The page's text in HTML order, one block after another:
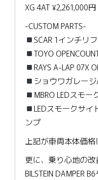
XG 4AT ¥2,261,000円
-CUSTOM PARTS-
SCAR 1インチリ
TOYO
RAYS A-LAP 07X
ショウワガレージ
MBRO LEDスモー
LEDスモークサ
ンプ
上記が車両本体価
更に、乗り心地の
BILSTEIN DAMPER